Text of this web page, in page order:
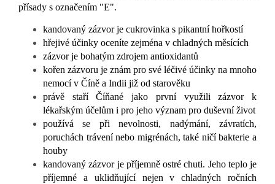
přísady s označením "E".
kandovaný zázvor je cukrovinka s pikantní hořkostí
hřejivé účinky oceníte zejména v chladných měsících
zázvor je bohatým zdrojem antioxidantů
kořen zázvoru je znám pro své léčivé účinky na mnoho
nemocí v Číně a Indii již od starověku
právě staří Číňané jako první využili zázvor k
lékařským účelům i pro jeho význam pro duševní život
používá se při nevolnosti, nadýmání, závratích,
poruchách trávení nebo migrénách, také ničí bakterie a
houby
kandovaný zázvor je příjemně ostré chuti. Jeho teplo je
příjemné a uklidňující nejen v chladných ročních